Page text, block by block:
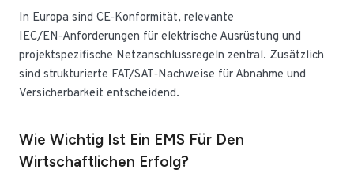
In Europa sind CE‑Konformität, relevante
IEC/EN‑Anforderungen für elektrische Ausrüstung und
projektspezifische Netzanschlussregeln zentral. Zusätzlich
sind strukturierte FAT/SAT‑Nachweise für Abnahme und
Versicherbarkeit entscheidend.
Wie Wichtig Ist Ein EMS Für Den
Wirtschaftlichen Erfolg?